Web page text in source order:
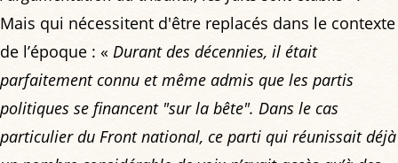
Mais qui nécessitent d'être replacés dans le contexte
de l’époque : « Durant des décennies, il était
parfaitement connu et même admis que les partis
politiques se financent "sur la bête". Dans le cas
particulier du Front national, ce parti qui réunissait déjà